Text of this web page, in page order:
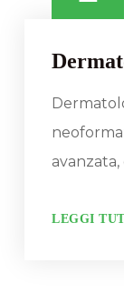
LEGGI